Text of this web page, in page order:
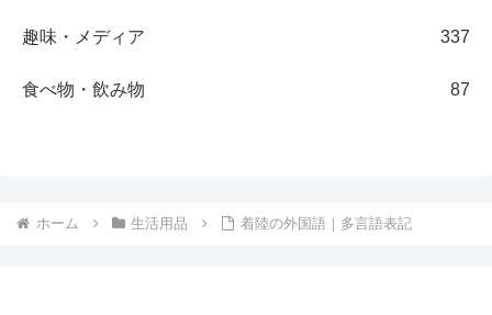
趣味・メディア 337
食べ物・飲み物 87
ホーム 生活用品 着陸の外国語｜多言語表記